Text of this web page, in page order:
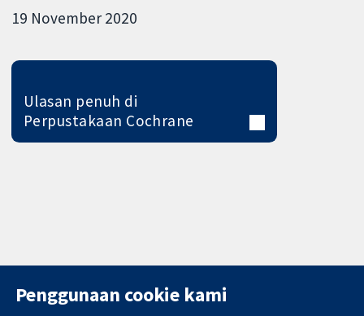
19 November 2020
Ulasan penuh di
Perpustakaan Cochrane
Penggunaan cookie kami